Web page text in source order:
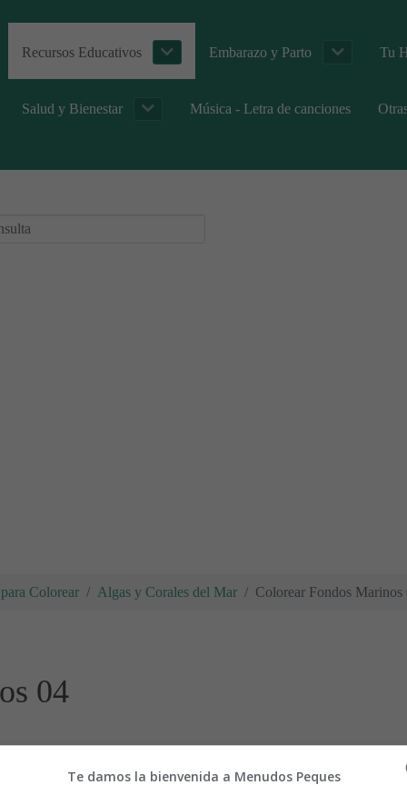
Recursos Educativos Embarazo y Parto Tu
Salud y Bienestar Música - Letra de canciones
Colorear Algas y Corales del Mar Colorear Fondos Marinos
04
para imprimir y colorear de fondos marinos, algas y
Te damos la bienvenida a Menudos Peques